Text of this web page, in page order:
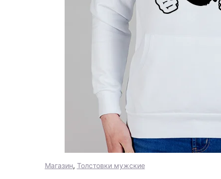
Магазин, Толстовки мужские